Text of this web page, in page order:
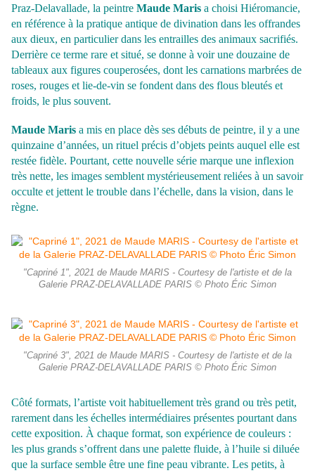
Praz-Delavallade, la peintre Maude Maris a choisi Hiéromancie,
en référence à la pratique antique de divination dans les offrandes
aux dieux, en particulier dans les entrailles des animaux sacrifiés.
Derrière ce terme rare et situé, se donne à voir une douzaine de
tableaux aux figures couperosées, dont les carnations marbrées de
roses, rouges et lie-de-vin se fondent dans des flous bleutés et
froids, le plus souvent.
Maude Maris a mis en place dès ses débuts de peintre, il y a une
quinzaine d’années, un rituel précis d’objets peints auquel elle est
restée fidèle. Pourtant, cette nouvelle série marque une inflexion
très nette, les images semblent mystérieusement reliées à un savoir
occulte et jettent le trouble dans l’échelle, dans la vision, dans le
règne.
"Capriné 1", 2021 de Maude MARIS - Courtesy de l'artiste et de la
Galerie PRAZ-DELAVALLADE PARIS © Photo Éric Simon
"Capriné 3", 2021 de Maude MARIS - Courtesy de l'artiste et de la
Galerie PRAZ-DELAVALLADE PARIS © Photo Éric Simon
Côté formats, l’artiste voit habituellement très grand ou très petit,
rarement dans les échelles intermédiaires présentes pourtant dans
cette exposition. À chaque format, son expérience de couleurs :
les plus grands s’offrent dans une palette fluide, à l’huile si diluée
que la surface semble être une fine peau vibrante. Les petits, à